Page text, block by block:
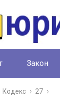
Закон
Кодекс › 27 ›